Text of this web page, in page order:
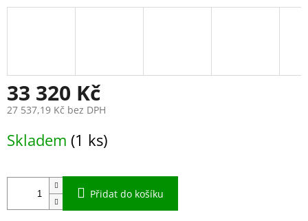
33 320 Kč
27 537,19 Kč bez DPH
cena:
Skladem (1 ks)
Přidat do košíku